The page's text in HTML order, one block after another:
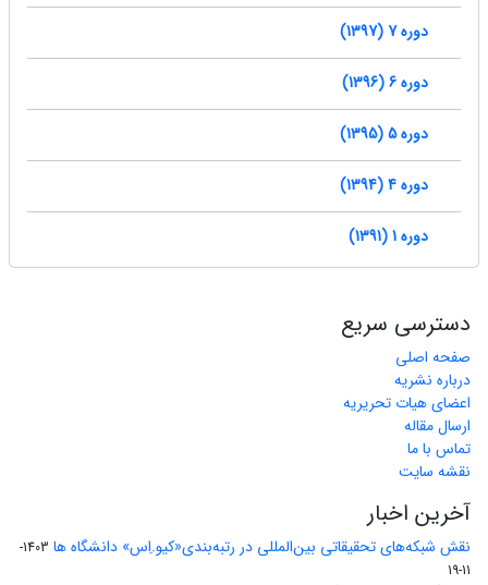
دوره 7 (1397)
دوره 6 (1396)
دوره 5 (1395)
دوره 4 (1394)
دوره 1 (1391)
دسترسی سریع
صفحه اصلی
درباره نشریه
اعضای هیات تحریریه
ارسال مقاله
تماس با ما
نقشه سایت
آخرین اخبار
نقش شبکه‌های تحقیقاتی بین‌المللی در رتبه‌بندی«کیو.اِس» دانشگاه ها
1403-
11-19